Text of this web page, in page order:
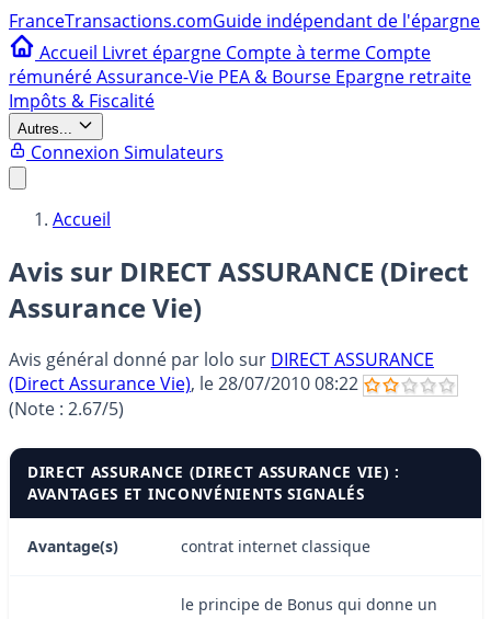
FranceTransactions.comGuide indépendant de l'épargne
Accueil Livret épargne Compte à terme Compte
rémunéréAssurance-Vie PEA & Bourse Epargne retraite
Impôts & Fiscalité
Autres...
Connexion Simulateurs
Accueil
Avis sur DIRECT ASSURANCE (Direct
Assurance Vie)
Avis général donné par lolo sur DIRECT ASSURANCE
(Direct Assurance Vie), le28/07/2010 08:22
(Note : 2.67/5)
DIRECT ASSURANCE (DIRECT ASSURANCE VIE) :
AVANTAGES ET INCONVÉNIENTS SIGNALÉS
Avantage(s) contrat internet classique
le principe de Bonus qui donne un